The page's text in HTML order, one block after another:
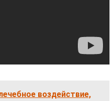
воздействие,